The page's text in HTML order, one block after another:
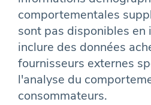
comportementales
sont pas disponibles en
inclure des données
fournisseurs externes
l'analyse du
consommateurs.